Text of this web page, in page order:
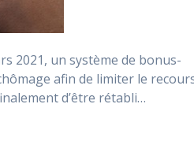
2021, un système de bonus-
afin de limiter le
d’être rétabli…